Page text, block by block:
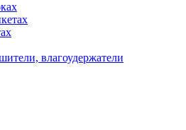
влагоудержатели